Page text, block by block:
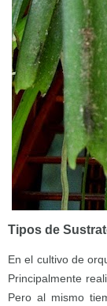
Tipos de
En el cultivo de
Principalmente
Pero al mismo